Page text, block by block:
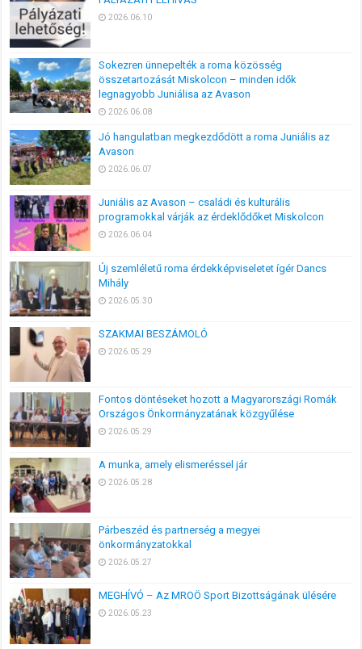
2026.06.10
Sokezren ünnepelték a roma közösség
összetartozását Miskolcon – minden idők
legnagyobb Juniálisa az Avason
2026.06.08
Jó hangulatban megkezdődött a roma Juniális az
Avason
2026.06.07
Juniális az Avason – családi és kulturális
programokkal várják az érdeklődőket Miskolcon
2026.06.04
Új szemléletű roma érdekképviseletet ígér Dancs
Mihály
2026.05.30
SZAKMAI BESZÁMOLÓ
2026.05.29
Fontos döntéseket hozott a Magyarországi Romák
Országos Önkormányzatának közgyűlése
2026.05.29
A munka, amely elismeréssel jár
2026.05.28
Párbeszéd és partnerség a megyei
önkormányzatokkal
2026.05.27
MEGHÍVÓ – Az MROÖ Sport Bizottságának ülésére
2026.05.23